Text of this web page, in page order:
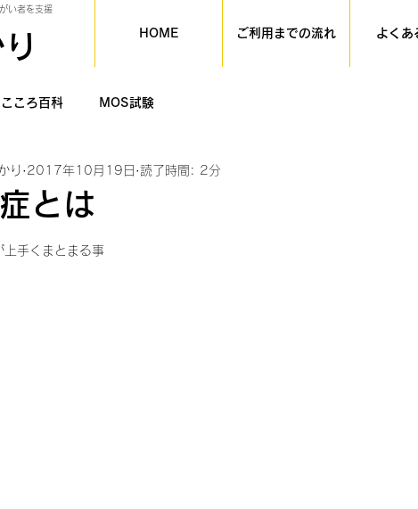
こころ百科 MOS試験
とは
り 2017年10月19日 読了時間: 2分
手くまとまる事
HOME ご利用までの流れ よくあ
い者を支援